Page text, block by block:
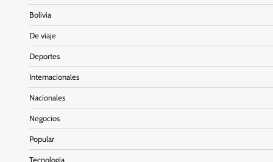
Bolivia
De viaje
Deportes
Internacionales
Nacionales
Negocios
Popular
Tecnologia